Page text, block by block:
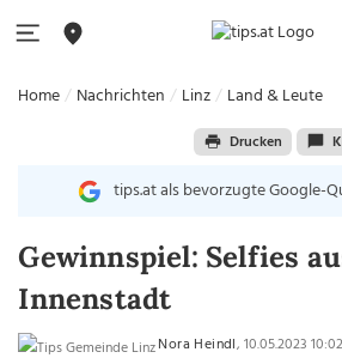
Home Nachrichten Linz Land & Leute
Drucken
tips.at als bevorzugte Google-
Gewinnspiel: Selfies
Innenstadt
Nora Heindl, 10.05.2023 10:02